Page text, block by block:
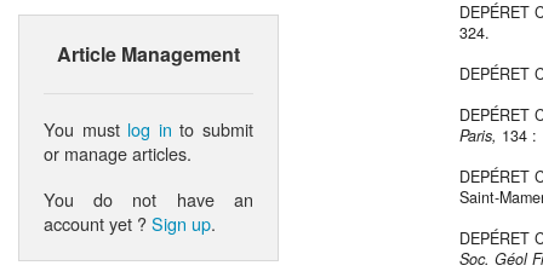
Article Management
You must log in to submit
or manage articles.
You do not have an
account yet ?Sign up.
DEPÉRET
324.
DEPÉRET
DEPÉRET
Paris, 134 :
DEPÉRET
Saint-
DEPÉRET
Soc. Géol